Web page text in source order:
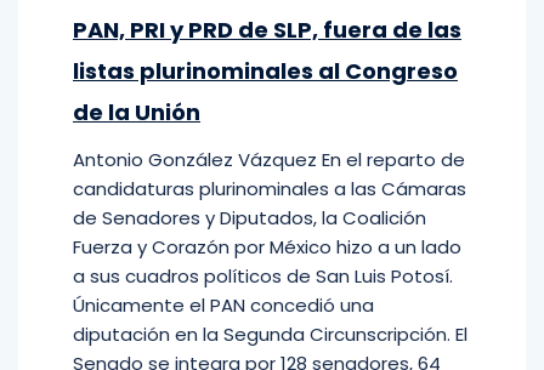
PAN, PRI y PRD de SLP, fuera de las
listas plurinominales al Congreso
de la Unión
Antonio González Vázquez En el reparto de
candidaturas plurinominales a las Cámaras
de Senadores y Diputados, la Coalición
Fuerza y Corazón por México hizo a un lado
a sus cuadros políticos de San Luis Potosí.
Únicamente el PAN concedió una
diputación en la Segunda Circunscripción. El
Senado se integra por 128 senadores, 64